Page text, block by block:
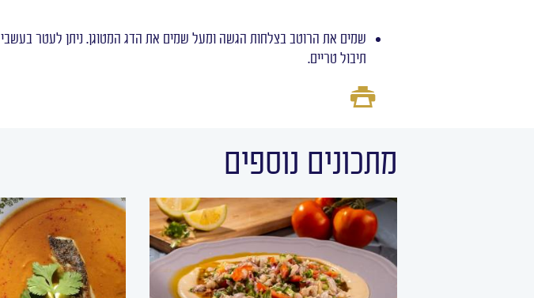
שמים את הרוטב בצלחות הגשה ומעל שמים את הדג המטוגן. ניתן לעטר בעשבי
תיבול טריים.
מתכונים נוספים